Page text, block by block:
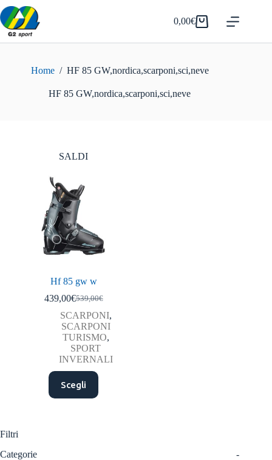
Salta
al
contenuto
Carrello
0,00€
Home / HF 85 GW,nordica,scarponi,sci,neve
HF 85 GW,nordica,scarponi,sci,neve
SALDI
Hf 85 gw w
539,00€
Il
prezzo
originale
era:
539,00€.
439,00€Il
prezzo
attuale
è:
439,00€.
SCARPONI,
SCARPONI
TURISMO,
SPORT
INVERNALI
Scegli
Questo
prodotto
ha
Filtri
Categorie
-